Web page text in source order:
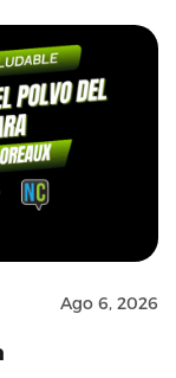
Ago 6, 2026